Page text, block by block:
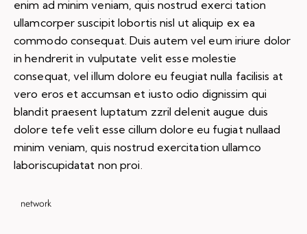
enim ad minim veniam, quis nostrud exerci tation
ullamcorper suscipit lobortis nisl ut aliquip ex ea
commodo consequat. Duis autem vel eum iriure dolor
in hendrerit in vulputate velit esse molestie
consequat, vel illum dolore eu feugiat nulla facilisis at
vero eros et accumsan et iusto odio dignissim qui
blandit praesent luptatum zzril delenit augue duis
dolore tefe velit esse cillum dolore eu fugiat nullaad
minim veniam, quis nostrud exercitation ullamco
laboriscupidatat non proi.
network